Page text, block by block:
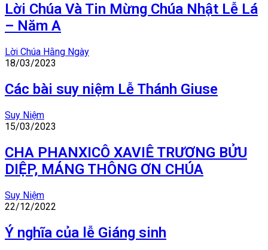
Lời Chúa Và Tin Mừng Chúa Nhật Lễ Lá
– Năm A
Lời Chúa Hằng Ngày
18/03/2023
Các bài suy niệm Lễ Thánh Giuse
Suy Niệm
15/03/2023
CHA PHANXICÔ XAVIÊ TRƯƠNG BỬU
DIỆP, MÁNG THÔNG ƠN CHÚA
Suy Niệm
22/12/2022
Ý nghĩa của lễ Giáng sinh